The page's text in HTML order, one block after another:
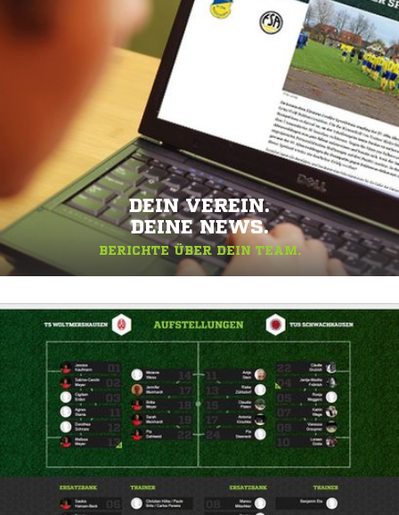
DEIN VEREIN.
DEINE NEWS.
BERICHTE ÜBER DEIN TEAM.